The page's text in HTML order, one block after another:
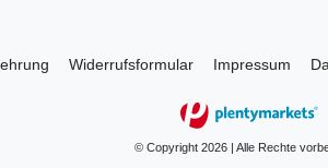
Widerrufs­formular Impressum
© Copyright 2026 | Alle Rechte